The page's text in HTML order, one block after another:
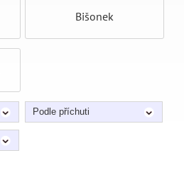
Bišonek
Podle příchuti